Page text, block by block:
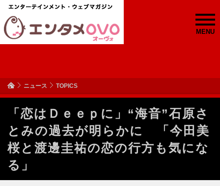
MENU
ニュース TOPICS
「恋はＤｅｅｐに」“海音”石原さ
とみの過去が明らかに 「今田美
桜と渡邊圭祐の恋の行方も気にな
る」